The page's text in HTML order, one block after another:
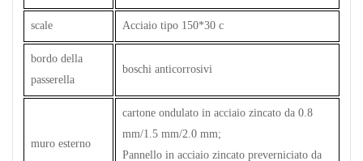
scale Acciaio tipo 150*30 c
bordo della
passerella
boschi anticorrosivi
muro esterno
cartone ondulato in acciaio zincato da 0.8
mm/1.5 mm/2.0 mm;
Pannello in acciaio zincato preverniciato da